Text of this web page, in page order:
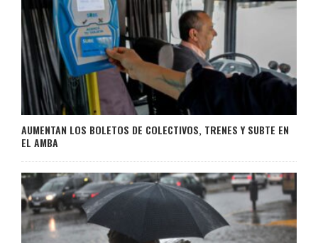
AUMENTAN LOS BOLETOS DE COLECTIVOS, TRENES Y SUBTE EN
EL AMBA